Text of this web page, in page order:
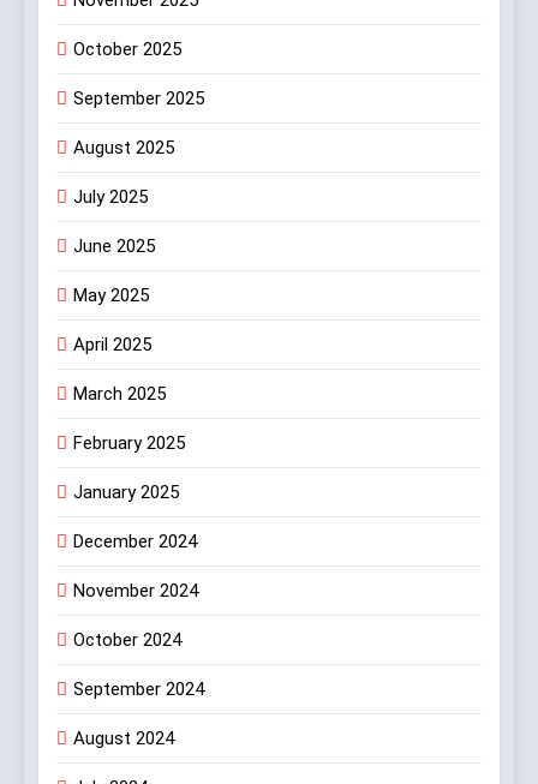
October 2025
September 2025
August 2025
July 2025
June 2025
May 2025
April 2025
March 2025
February 2025
January 2025
December 2024
November 2024
October 2024
September 2024
August 2024